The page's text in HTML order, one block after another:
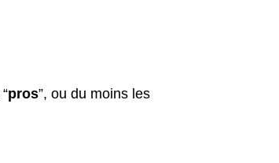
pros”, ou du moins les